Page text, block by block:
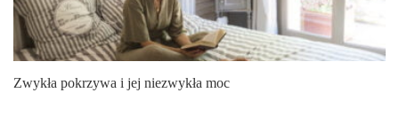
Zwykła pokrzywa i jej niezwykła moc